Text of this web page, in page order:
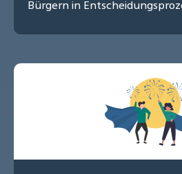
Bürgern in